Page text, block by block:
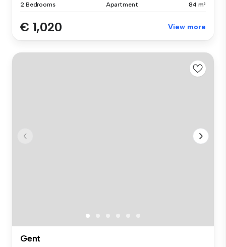
2 Bedrooms Apartment 84 m²
€ 1,020 View more
Gent